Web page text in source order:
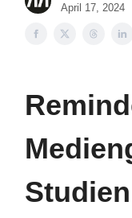
April 17, 2024